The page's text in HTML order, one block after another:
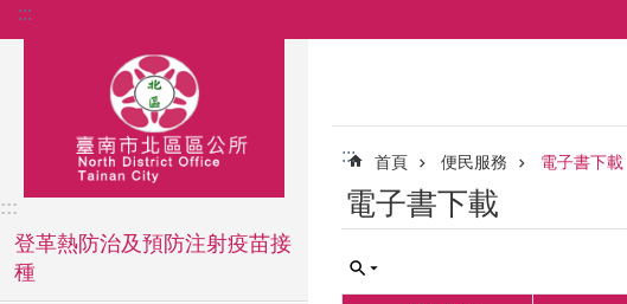
跳到主要內容區塊
:::
:::
登革熱防治及預防注射疫苗接
種
::: 首頁 便民服務 電子書下載
電子書下載